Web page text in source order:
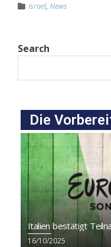
Israel, News
Search
Die
Italien bestätigt
16/10/2025